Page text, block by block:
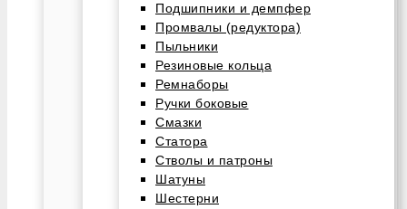
Подшипники и демпфер
Промвалы (редуктора)
Пыльники
Резиновые кольца
Ремнаборы
Ручки боковые
Смазки
Статора
Стволы и патроны
Шатуны
Шестерни